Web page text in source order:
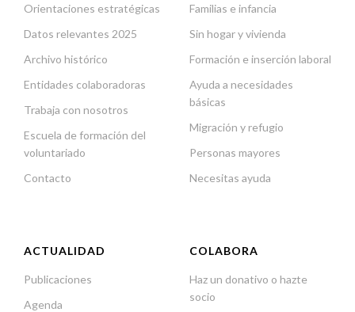
Orientaciones estratégicas
Datos relevantes 2025
Archivo histórico
Entidades colaboradoras
Trabaja con nosotros
Escuela de formación del
voluntariado
Contacto
Familias e infancia
Sin hogar y vivienda
Formación e inserción laboral
Ayuda a necesidades
básicas
Migración y refugio
Personas mayores
Necesitas ayuda
ACTUALIDAD
Publicaciones
Agenda
COLABORA
Haz un donativo o hazte
socio